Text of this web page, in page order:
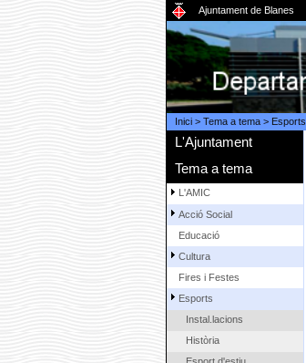
Ajuntament de Blanes
Inici> Tema a tema> Esports
L'Ajuntament
Tema a tema
L'AMIC
Acció Social
Educació
Cultura
Fires i Festes
Esports
Instal.lacions
Història